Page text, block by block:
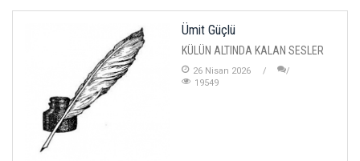
Ümit Güçlü
KÜLÜN ALTINDA KALAN SESLER
26 Nisan 2026
19549